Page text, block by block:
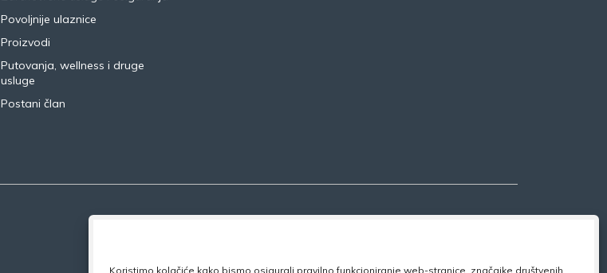
Koristimo kolačiće kako bismo osigurali pravilno funkcioniranje web-stranice, značajke društvenih
Povoljnije ulaznice
Proizvodi
Putovanja, wellness i druge
usluge
Postani član